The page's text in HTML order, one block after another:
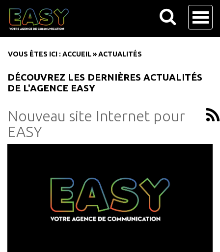
VOUS ÊTES ICI : ACCUEIL»ACTUALITÉS
DÉCOUVREZ LES DERNIÈRES ACTUALITÉS
DE L'AGENCE EASY
Nouveau site Internet pour
EASY